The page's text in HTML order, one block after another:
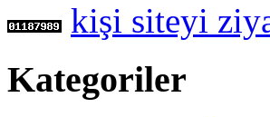
kişi siteyi
Kategoriler